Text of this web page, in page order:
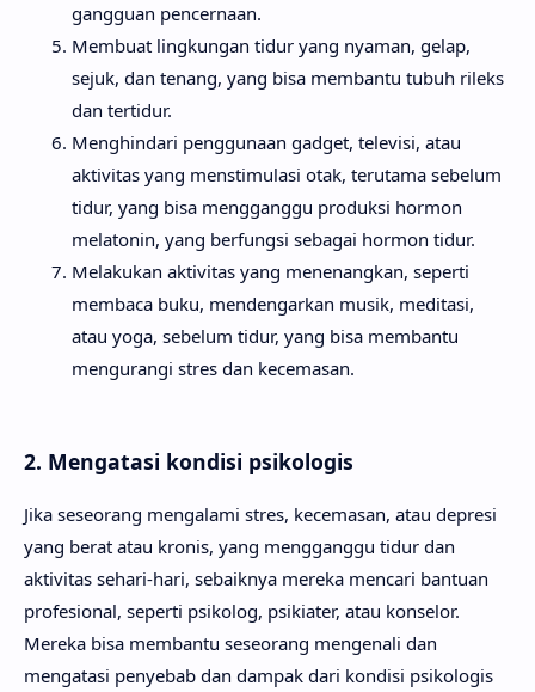
gangguan pencernaan.
Membuat lingkungan tidur yang nyaman, gelap,
sejuk, dan tenang, yang bisa membantu tubuh rileks
dan tertidur.
Menghindari penggunaan gadget, televisi, atau
aktivitas yang menstimulasi otak, terutama sebelum
tidur, yang bisa mengganggu produksi hormon
melatonin, yang berfungsi sebagai hormon tidur.
Melakukan aktivitas yang menenangkan, seperti
membaca buku, mendengarkan musik, meditasi,
atau yoga, sebelum tidur, yang bisa membantu
mengurangi stres dan kecemasan.
2. Mengatasi kondisi psikologis
Jika seseorang mengalami stres, kecemasan, atau depresi
yang berat atau kronis, yang mengganggu tidur dan
aktivitas sehari-hari, sebaiknya mereka mencari bantuan
profesional, seperti psikolog, psikiater, atau konselor.
Mereka bisa membantu seseorang mengenali dan
mengatasi penyebab dan dampak dari kondisi psikologis